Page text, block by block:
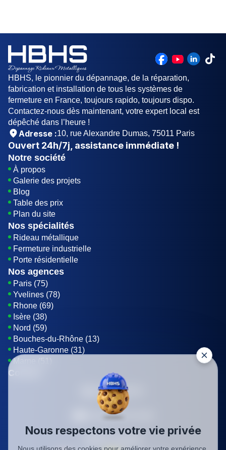
moins chère, tandis que la motorisation à bras
articulés est la plus chère.
HBHS, le pionnier du dépannage, de la réparation,
fabrication et installation de tous les systèmes de
fermeture en France, toujours rapido, toujours dispo.
Contactez-nous dès maintenant, votre expert local est
dépêché dans l’heure !
Adresse :10, rue Alexandre Dumas, 75011 Paris
Ouvert 24h/7j , assistance immédiate !
Notre société
À propos
Galerie des projets
Blog
Table des prix
Plan du site
Nos spécialités
Rideau métallique
Fermeture industrielle
Porte résidentielle
Nos agences
Paris (75)
Yvelines (78)
Rhone (69)
Isère (38)
Nord (59)
Bouches-du-Rhône (13)
Haute-Garonne (31)
Marne (51)
Contact
01 85 42 08 07
Envoyer un E-mail
Nous respectons votre vie privée
Nous utilisons des cookies pour améliorer votre expérience,